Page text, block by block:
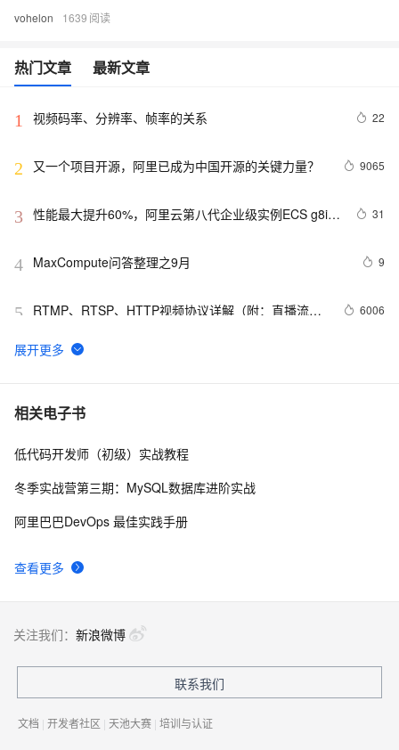
vohelon 1639
热门文章 最新文章
1 视频码率、分辨率、帧率的关系 22
2 又一个项目开源，阿里已成为中国开源的关键力量？ 9065
3 性能最大提升60%，阿里云第八代企业级实例ECS g8i正
31
4 MaxCompute问答整理之9月 9
5
RTMP、RTSP、HTTP视频协议详解（附：直播流地
6006
6
【YOLOv8改进 - 注意力机制】Triplet Attention：轻量有
7 Python PIL远程命令执行漏洞复现(CVE-2017-8291
8 新年快乐 ~
相关电子书
查看更多
低代码开发师（初级）实战教程
冬季实战营第三期：MySQL数据库进阶实战
阿里巴巴DevOps 最佳实践手册
关注我们： 新浪微博
联系我们
文档 | 开发者社区 | 天池大赛 | 培训与认证